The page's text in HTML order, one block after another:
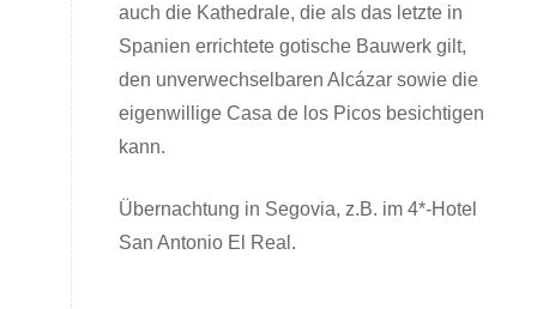
auch die Kathedrale, die als das letzte in
Spanien errichtete gotische Bauwerk gilt,
den unverwechselbaren Alcázar sowie die
eigenwillige Casa de los Picos besichtigen
kann.
Übernachtung in Segovia, z.B. im 4*-Hotel
San Antonio El Real.